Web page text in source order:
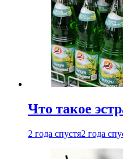
Что такое
2 года спустя2 года